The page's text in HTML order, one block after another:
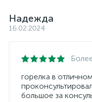
Надежда
16.02.2024
горелка в
большое за